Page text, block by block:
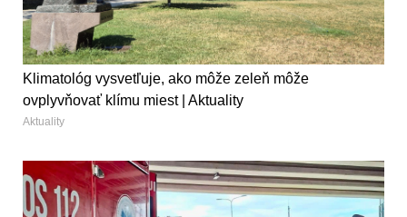
Klimatológ vysvetľuje, ako môže zeleň môže
ovplyvňovať klímu miest | Aktuality
Aktuality